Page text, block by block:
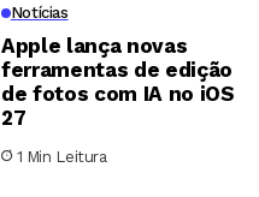
Notícias
Apple lança novas
ferramentas de edição
de fotos com IA no iOS
27
1 Min Leitura